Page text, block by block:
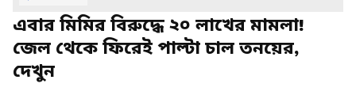
এবার মিমির বিরুদ্ধে ২০ লাখের মামলা!
জেল থেকে ফিরেই পাল্টা চাল তনয়ের,
দেখুন